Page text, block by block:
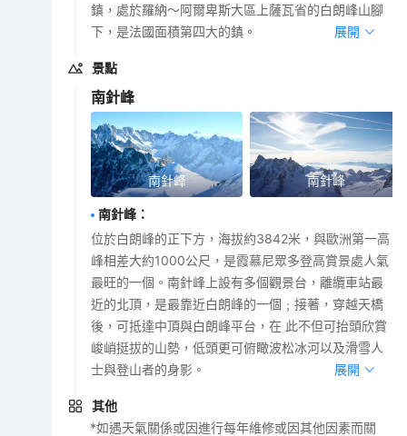
鎮，處於羅納～阿爾卑斯大區上薩瓦省的白朗峰山腳
下，是法國面積第四大的鎮。
展開
景點
南針峰
南針峰 南針峰
南針峰 ：
位於白朗峰的正下方，海拔約3842米，與歐洲第一高
峰相差大約1000公尺，是霞慕尼眾多登高賞景處人氣
最旺的一個。南針峰上設有多個觀景台，離纜車站最
近的北頂，是最靠近白朗峰的一個﹔接著，穿越天橋
後，可抵達中頂與白朗峰平台，在 此不但可抬頭欣賞
峻峭挺拔的山勢，低頭更可俯瞰波松冰河以及滑雪人
士與登山者的身影。
展開
其他
*如遇天氣關係或因進行每年維修或因其他因素而關